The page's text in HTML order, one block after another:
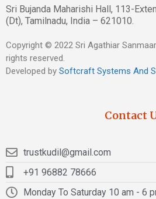
Sri Bujanda Maharishi Hall, 113-
(Dt), Tamilnadu, India – 621010.
Copyright © 2022 Sri Agathiar
rights reserved.
Developed by Softcraft Systems And
Contact
trustkudil@gmail.com
+91 96882 78666
Monday To Saturday 10 am - 6